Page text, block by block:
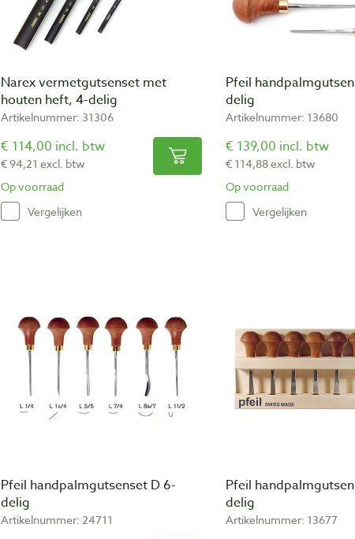
Narex vermetgutsenset met
houten heft, 4-delig
Artikelnummer: 31306
€ 114,00 incl. btw
€ 94,21 excl. btw
Op voorraad
Vergelijken
Pfeil
delig
Artikelnummer: 13680
€ 139,00 incl. btw
€ 114,88 excl. btw
Op voorraad
Vergelijken
Pfeil handpalmgutsenset D 6-
delig
Artikelnummer: 24711
Pfeil
delig
Artikelnummer: 13677